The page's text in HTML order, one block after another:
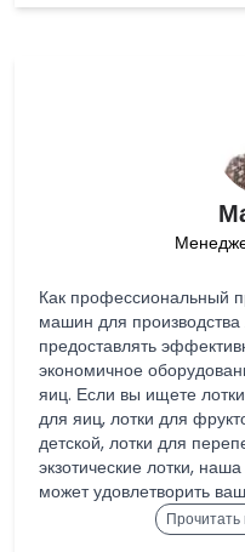
Как профессиональный
машин для
предоставлять
экономичное
яиц. Если вы ищете
для яиц, лотки для
детской, лотки для
экзотические лотки,
может удовлетворить